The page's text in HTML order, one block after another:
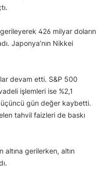
426 milyar doların
Japonya’nın Nikkei
devam etti. S&P 500
işlemleri ise %2,1
gün değer kaybetti.
tahvil faizleri de baskı
altına gerilerken, altın